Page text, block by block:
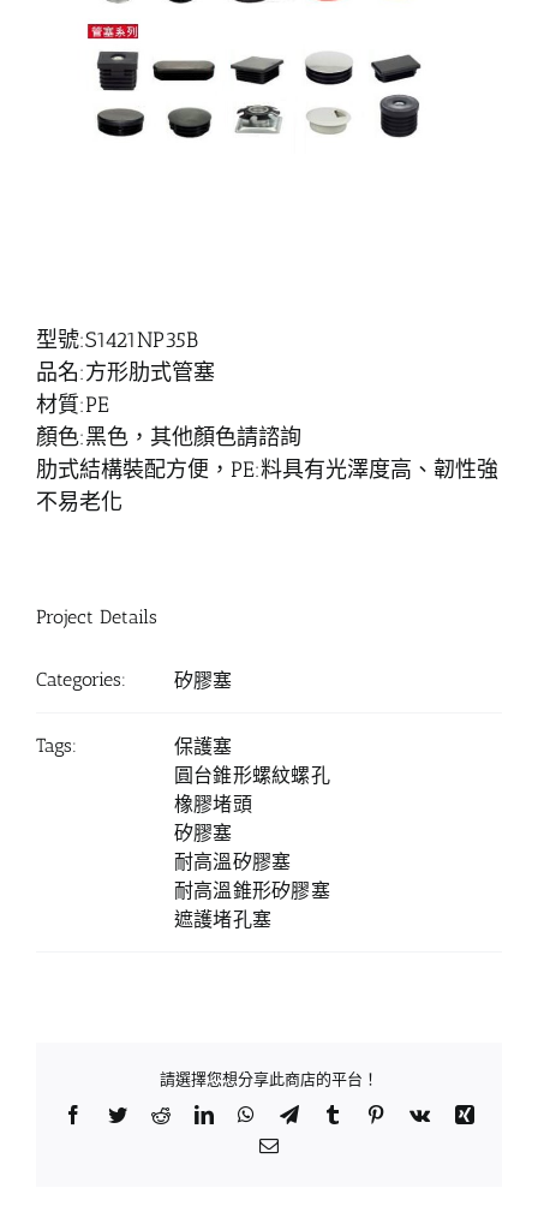
型號:S1421NP35B
品名:方形肋式管塞
材質:PE
顏色:黑色，其他顏色請諮詢
肋式結構裝配方便，PE:料具有光澤度高、韌性強
不易老化
Project Details
Categories: 矽膠塞
Tags:
保護塞
圓台錐形螺紋螺孔
橡膠堵頭
矽膠塞
耐高溫矽膠塞
耐高溫錐形矽膠塞
遮護堵孔塞
請選擇您想分享此商店的平台！
Facebook
TwitterRedditLinkedInWhatsApp
TelegramTumblr Pinterest
Vk
Xing
Email: